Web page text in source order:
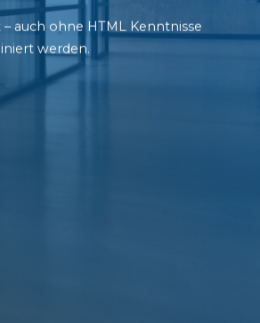
auch ohne HTML Kenntnisse
werden.